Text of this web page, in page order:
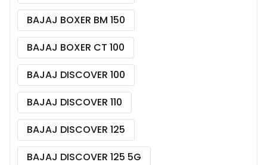
BAJAJ BOXER BM 150
BAJAJ BOXER CT 100
BAJAJ DISCOVER 100
BAJAJ DISCOVER 110
BAJAJ DISCOVER 125
BAJAJ DISCOVER 125 5G